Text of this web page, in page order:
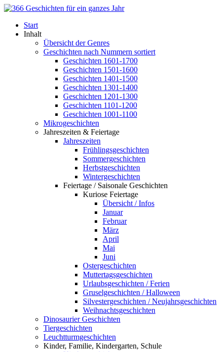
Start
Inhalt
Übersicht der Genres
Geschichten nach Nummern sortiert
Geschichten 1601-1700
Geschichten 1501-1600
Geschichten 1401-1500
Geschichten 1301-1400
Geschichten 1201-1300
Geschichten 1101-1200
Geschichten 1001-1100
Mikrogeschichten
Jahreszeiten & Feiertage
Jahreszeiten
Frühlingsgeschichten
Sommergeschichten
Herbstgeschichten
Wintergeschichten
Feiertage / Saisonale Geschichten
Kuriose Feiertage
Übersicht / Infos
Januar
Februar
März
April
Mai
Juni
Ostergeschichten
Muttertagsgeschichten
Urlaubsgeschichten / Ferien
Gruselgeschichten / Halloween
Silvestergeschichten / Neujahrsgeschichten
Weihnachtsgeschichten
Dinosaurier Geschichten
Tiergeschichten
Leuchtturmgeschichten
Kinder, Familie, Kindergarten, Schule